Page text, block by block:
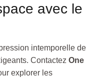
avec le
intemporelle de
Contactez One
explorer les